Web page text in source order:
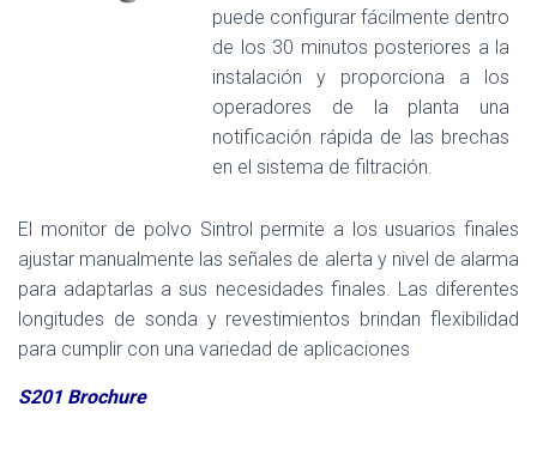
puede configurar fácilmente dentro
de los 30 minutos posteriores a la
instalación y proporciona a los
operadores de la planta una
notificación rápida de las brechas
en el sistema de filtración.
El monitor de polvo Sintrol permite a los usuarios finales
ajustar manualmente las señales de alerta y nivel de alarma
para adaptarlas a sus necesidades finales. Las diferentes
longitudes de sonda y revestimientos brindan flexibilidad
para cumplir con una variedad de aplicaciones
S201 Brochure